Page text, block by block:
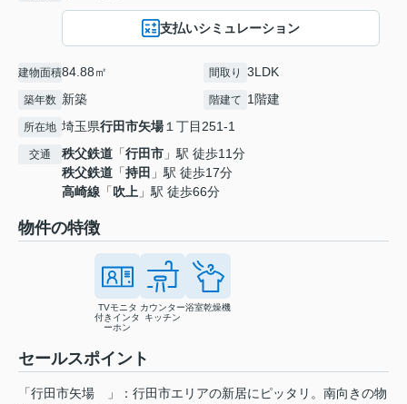
支払いシミュレーション
建物面積84.88㎡ 間取り 3LDK
築年数 新築 階建て 1階建
所在地 埼玉県行田市矢場１丁目251-1
交通 秩父鉄道 「行田市 」駅 徒歩11分
秩父鉄道 「持田 」駅 徒歩17分
高崎線 「吹上 」駅 徒歩66分
物件の特徴
TVモニタ
付きインタ
ーホン
カウンター
キッチン
浴室乾燥機
セールスポイント
「行田市矢場 」：行田市エリアの新居にピッタリ。南向きの物